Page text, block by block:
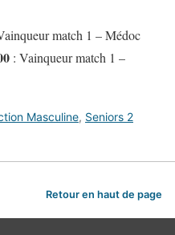
match 1 – Médoc
: Vainqueur match 1 –
Masculine, Seniors 2
Retour en haut de page